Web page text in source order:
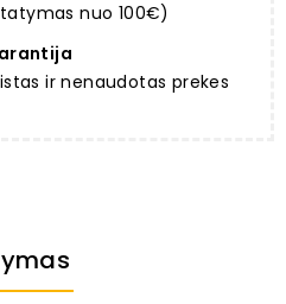
nuo 100€)
ir nenaudotas prekes